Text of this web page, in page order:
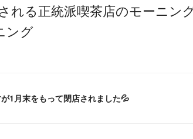
る正統派喫茶店のモーニン
ング
1月末をもって閉店されました💦